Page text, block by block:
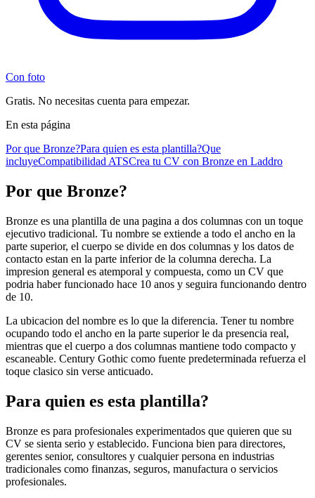
Con foto
Gratis. No necesitas cuenta para empezar.
En esta página
Por que Bronze?Para quien es esta plantilla?Que
incluyeCompatibilidad ATSCrea tu CV con Bronze en Laddro
Por que Bronze?
Bronze es una plantilla de una pagina a dos columnas con un toque
ejecutivo tradicional. Tu nombre se extiende a todo el ancho en la
parte superior, el cuerpo se divide en dos columnas y los datos de
contacto estan en la parte inferior de la columna derecha. La
impresion general es atemporal y compuesta, como un CV que
podria haber funcionado hace 10 anos y seguira funcionando dentro
de 10.
La ubicacion del nombre es lo que la diferencia. Tener tu nombre
ocupando todo el ancho en la parte superior le da presencia real,
mientras que el cuerpo a dos columnas mantiene todo compacto y
escaneable. Century Gothic como fuente predeterminada refuerza el
toque clasico sin verse anticuado.
Para quien es esta plantilla?
Bronze es para profesionales experimentados que quieren que su
CV se sienta serio y establecido. Funciona bien para directores,
gerentes senior, consultores y cualquier persona en industrias
tradicionales como finanzas, seguros, manufactura o servicios
profesionales.